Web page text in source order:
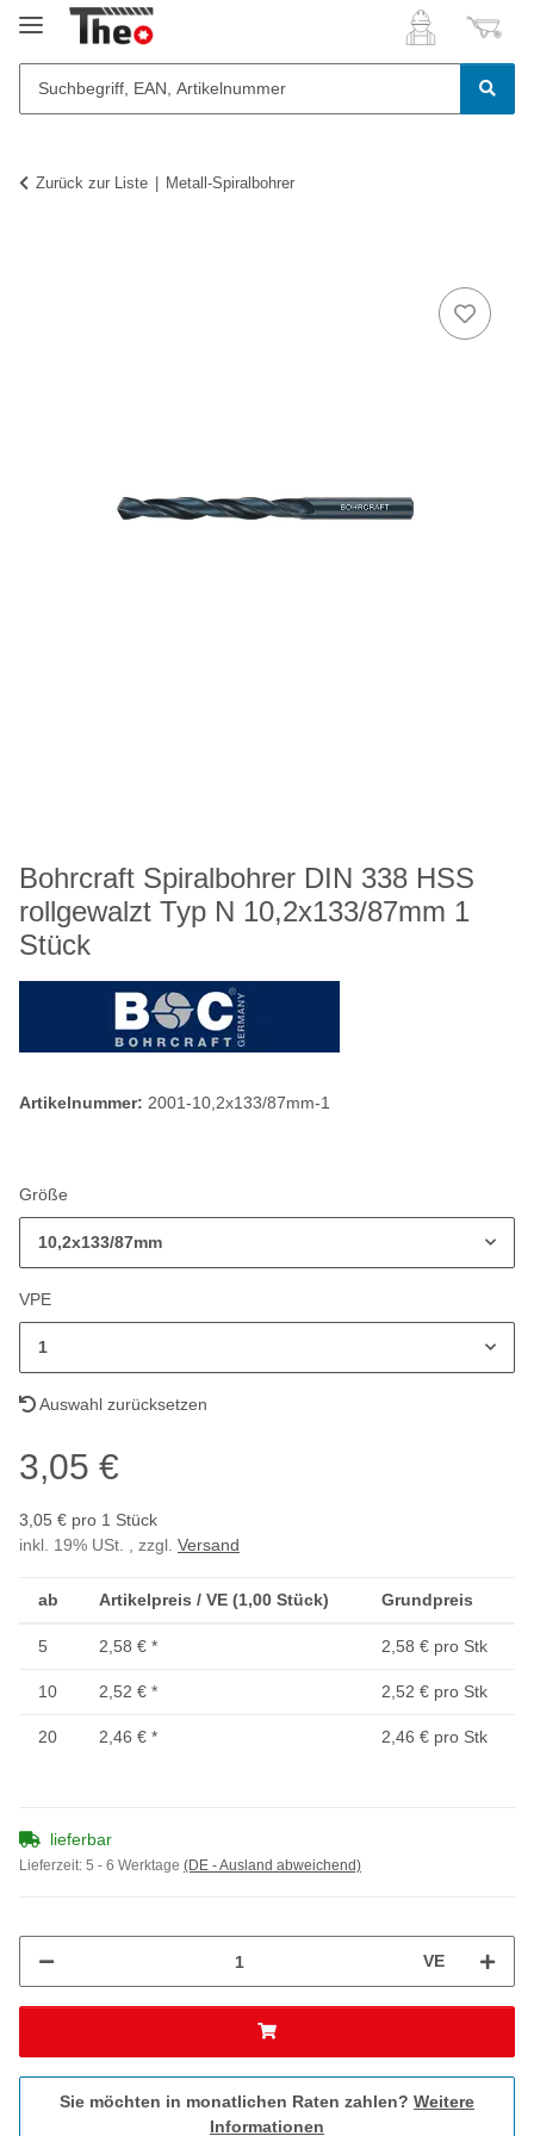
Zurück zur Liste Metall-Spiralbohrer
Bohrcraft Spiralbohrer DIN 338 HSS
rollgewalzt Typ N 10,2x133/87mm 1
Stück
Artikelnummer: 2001-10,2x133/87mm-1
Größe
10,2x133/87mm
VPE
1
Auswahl zurücksetzen
3,05 €
3,05 € pro 1 Stück
inkl. 19% USt. , zzgl. Versand
ab Artikelpreis / VE (1,00 Stück) Grundpreis
5 2,58 € * 2,58 € pro Stk
10 2,52 € * 2,52 € pro Stk
20 2,46 € * 2,46 € pro Stk
lieferbar
Lieferzeit: 5 - 6 Werktage (DE - Ausland abweichend)
VE
Sie möchten in monatlichen Raten zahlen? Weitere
Informationen